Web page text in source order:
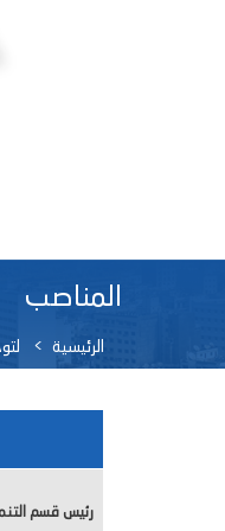
المناصب
الرئيسية
رئيس قسم